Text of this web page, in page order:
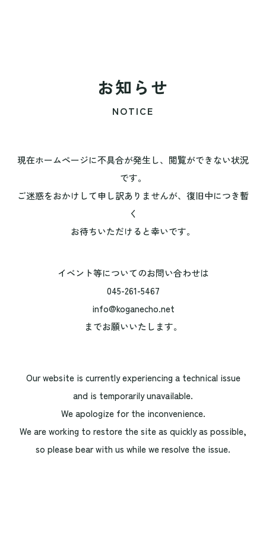
お知らせ
NOTICE
現在ホームページに不具合が発生し、閲覧ができない状況
です。
ご迷惑をおかけして申し訳ありませんが、復旧中につき暫
く
お待ちいただけると幸いです。
イベント等についてのお問い合わせは
045-261-5467
info@koganecho.net
までお願いいたします。
Our website is currently experiencing a technical issue
and is temporarily unavailable.
We apologize for the inconvenience.
We are working to restore the site as quickly as possible,
so please bear with us while we resolve the issue.